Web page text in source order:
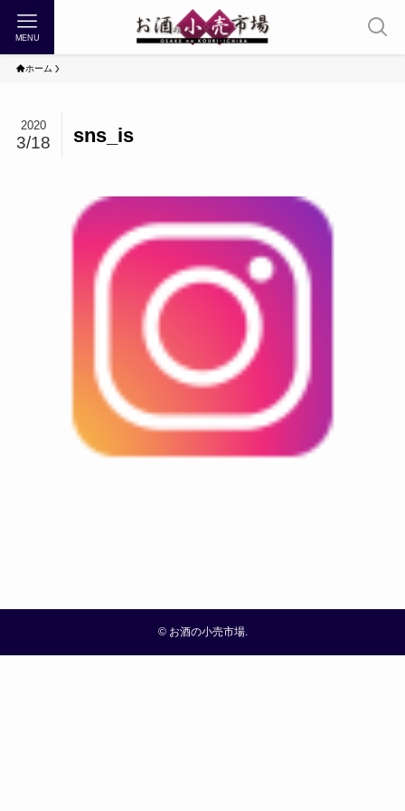
MENU
ホーム
sns_is
2020
3/18
©お酒の小売市場.